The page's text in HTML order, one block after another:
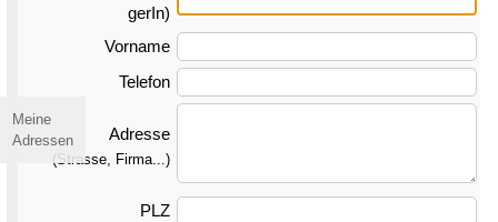
gerIn)
Vorname
Telefon
Adresse
(Strasse, Firma...)
PLZ
Meine
Adressen